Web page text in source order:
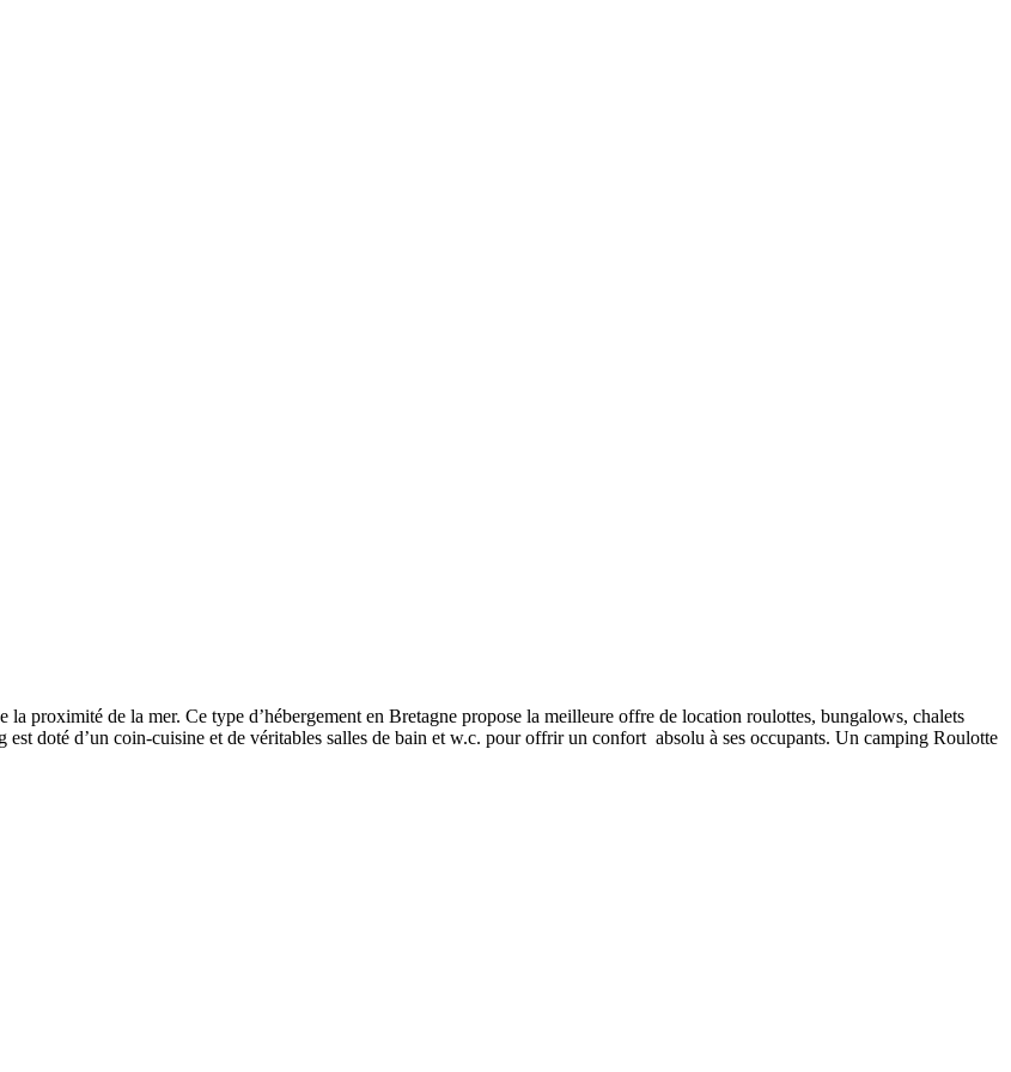
proximité de la mer. Ce type d’hébergement en Bretagne propose la meilleure offre de location roulottes, bungalows, chalets
doté d’un coin-cuisine et de véritables salles de bain et w.c. pour offrir un confort absolu à ses occupants. Un camping Roulotte